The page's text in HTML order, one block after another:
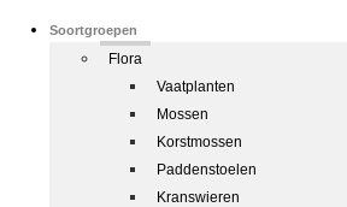
Soortgroepen
Flora
Vaatplanten
Mossen
Korstmossen
Paddenstoelen
Kranswieren